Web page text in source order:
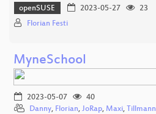
openSUSE 2023-05-27
23
Florian Festi
MyneSchool
2023-05-07
40
Danny, Florian, JoRap, Maxi, Tillmann